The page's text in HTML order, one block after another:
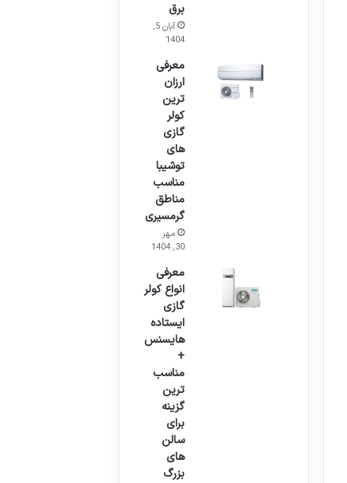
برق
آبان 5,
1404
معرفی
ارزان
ترین
کولر
گازی
های
توشیبا
مناسب
مناطق
گرمسیری
مهر
30, 1404
معرفی
انواع کولر
گازی
ایستاده
هایسنس
+
مناسب
ترین
گزینه
برای
سالن
های
بزرگ